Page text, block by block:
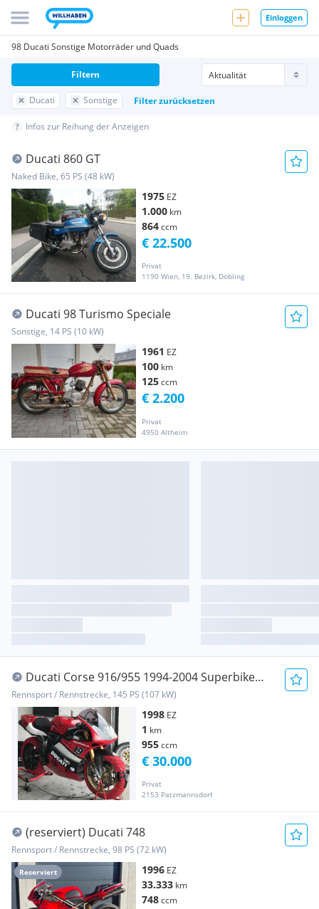
Einloggen
98 Ducati Sonstige Motorräder und Quads
Ducati Sonstige Filter zurücksetzen
Filtern
Infos zur Reihung der Anzeigen
Ducati 860 GT
Naked Bike, 65 PS (48 kW)
1975 EZ
1.000 km
864ccm
Privat
1190 Wien, 19. Bezirk, Döbling
€ 22.500
Ducati 98 Turismo Speciale
Sonstige, 14 PS (10 kW)
1961 EZ
100 km
125ccm
Privat
4950 Altheim
€ 2.200
Ducati Corse 916/955 1994-2004 Superbike
Collection Facto
Rennsport / Rennstrecke, 145 PS (107 kW)
1998 EZ
1 km
955ccm
Privat
2153 Patzmannsdorf
€ 30.000
Reserviert
(reserviert) Ducati 748
Rennsport / Rennstrecke, 98 PS (72 kW)
1996 EZ
33.333 km
748ccm